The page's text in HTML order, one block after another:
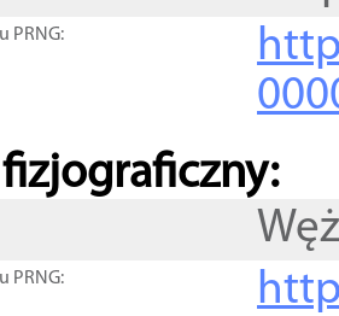
PRNG:
PRNG: